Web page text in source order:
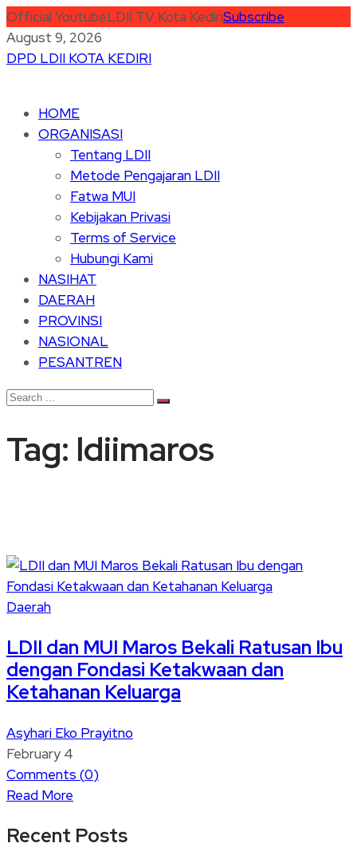
Official YoutubeLDII TV Kota KediriSubscribe
August 9, 2026
DPD LDII KOTA KEDIRI
HOME
ORGANISASI
Tentang LDII
Metode Pengajaran LDII
Fatwa MUI
Kebijakan Privasi
Terms of Service
Hubungi Kami
NASIHAT
DAERAH
PROVINSI
NASIONAL
PESANTREN
Tag: ldiimaros
Daerah
LDII dan MUI Maros Bekali Ratusan Ibu
dengan Fondasi Ketakwaan dan
Ketahanan Keluarga
Asyhari Eko Prayitno
February 4
Comments (0)
Read More
Recent Posts